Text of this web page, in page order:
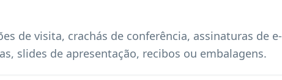
de visita, crachás de conferência, assinaturas de e-
slides de apresentação, recibos ou embalagens.